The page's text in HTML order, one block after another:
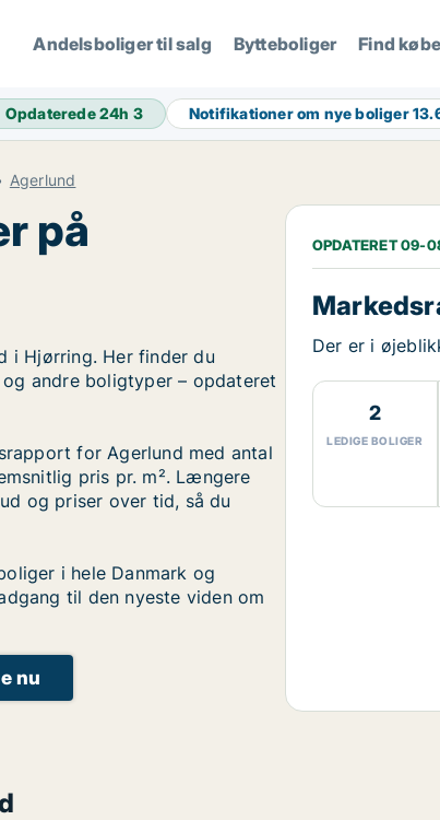
Andelsboliger til salg Bytteboliger Find
Opdaterede 24h 3 Notifikationer om nye boliger
Agerlund
på
i Hjørring. Her finder du
andre boligtyper – opdateret
for Agerlund med antal
pris pr. m². Længere
og priser over tid, så du
i hele Danmark og
til den nyeste viden om
nu
OPDATERET 09-
Der er i
2
LEDIGE BOLIGER